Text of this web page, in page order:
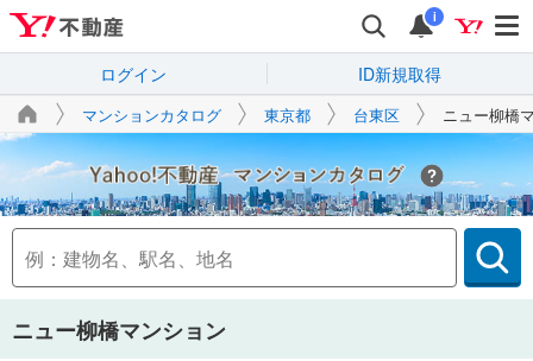
i
ログイン ID新規取得
マンションカタログ 東京都 台東区 ニュー柳橋
Yahoo!不動産
ニュー柳橋マンション